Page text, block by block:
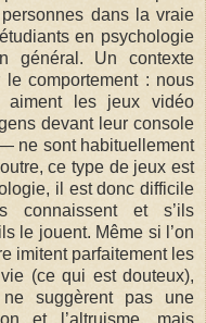
dans la vraie
en psychologie
général. Un contexte
le comportement : nous
aiment les jeux vidéo
devant leur console
ne sont habituellement
ce type de jeux est
il est donc difficile
et s’ils
le jouent. Même si l’on
imitent parfaitement les
(ce qui est douteux),
suggèrent pas une